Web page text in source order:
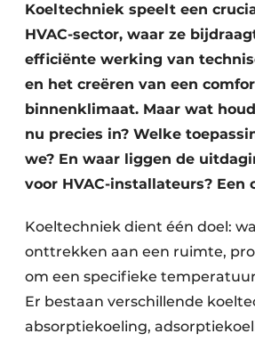
Ventilatie
Warmtepompen
Koeltechniek speelt een
HVAC-sector, waar ze
efficiënte werking van
en het creëren van een
binnenklimaat. Maar wat
nu precies in? Welke
we? En waar liggen de
voor HVAC-installateurs? Een
Koeltechniek dient één doel:
onttrekken aan een ruimte,
om een specifieke
Er bestaan verschillende
absorptiekoeling,